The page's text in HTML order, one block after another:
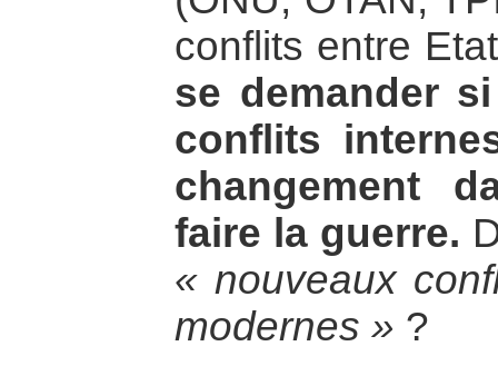
conflits entre
se demander
conflits
changement
faire la guerre.
« nouveaux
modernes » ?